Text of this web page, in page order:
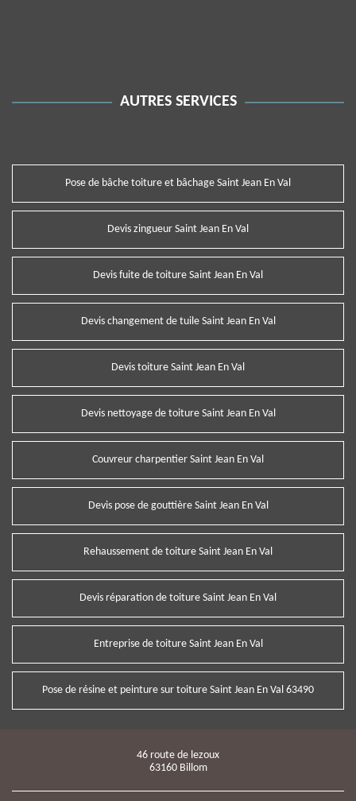
AUTRES SERVICES
Pose de bâche toiture et bâchage Saint Jean En Val
Devis zingueur Saint Jean En Val
Devis fuite de toiture Saint Jean En Val
Devis changement de tuile Saint Jean En Val
Devis toiture Saint Jean En Val
Devis nettoyage de toiture Saint Jean En Val
Couvreur charpentier Saint Jean En Val
Devis pose de gouttière Saint Jean En Val
Rehaussement de toiture Saint Jean En Val
Devis réparation de toiture Saint Jean En Val
Entreprise de toiture Saint Jean En Val
Pose de résine et peinture sur toiture Saint Jean En Val 63490
46 route de lezoux
63160 Billom